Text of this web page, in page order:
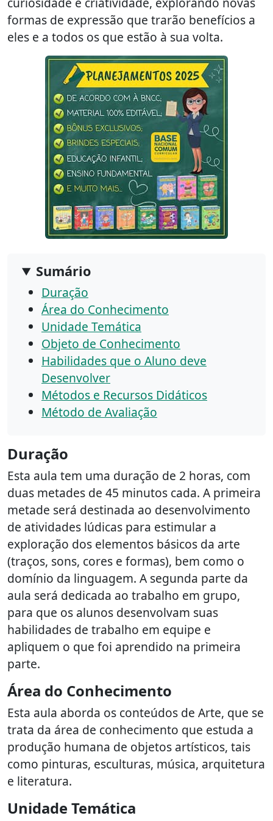
formas de expressão que trarão benefícios a
eles e a todos os que estão à sua volta.
Sumário
Duração
Área do Conhecimento
Unidade Temática
Objeto de Conhecimento
Habilidades que o Aluno deve
Desenvolver
Métodos e Recursos Didáticos
Método de Avaliação
Duração
Esta aula tem uma duração de 2 horas, com
duas metades de 45 minutos cada. A primeira
metade será destinada ao desenvolvimento
de atividades lúdicas para estimular a
exploração dos elementos básicos da arte
(traços, sons, cores e formas), bem como o
domínio da linguagem. A segunda parte da
aula será dedicada ao trabalho em grupo,
para que os alunos desenvolvam suas
habilidades de trabalho em equipe e
apliquem o que foi aprendido na primeira
parte.
Área do Conhecimento
Esta aula aborda os conteúdos de Arte, que se
trata da área de conhecimento que estuda a
produção humana de objetos artísticos, tais
como pinturas, esculturas, música, arquitetura
e literatura.
Unidade Temática